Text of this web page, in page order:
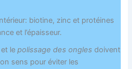
biotine, zinc et protéines
et l’épaisseur.
et lepolissage des ongles doivent
sens pour éviter les